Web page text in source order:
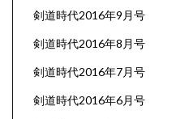
剣道時代2016年9月号
剣道時代2016年8月号
剣道時代2016年7月号
剣道時代2016年6月号